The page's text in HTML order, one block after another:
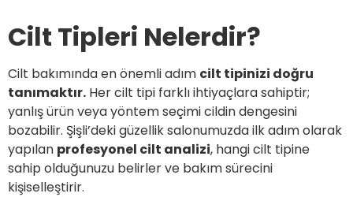
Cilt Tipleri Nelerdir?
Cilt bakımında en önemli adım cilt tipinizi doğru
tanımaktır. Her cilt tipi farklı ihtiyaçlara sahiptir;
yanlış ürün veya yöntem seçimi cildin dengesini
bozabilir. Şişli’deki güzellik salonumuzda ilk adım olarak
yapılan profesyonel cilt analizi, hangi cilt tipine
sahip olduğunuzu belirler ve bakım sürecini
kişiselleştirir.